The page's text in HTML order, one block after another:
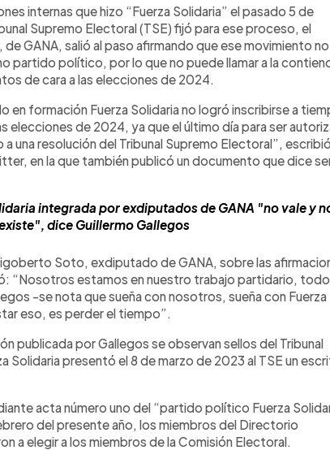
internas que hizo “Fuerza Solidaria” el pasado 5 de
Supremo Electoral (TSE) fijó para ese proceso, el
GANA, salió al paso afirmando que ese movimiento no
partido político, por lo que no puede llamar a la
de cara a las elecciones de 2024.
en formación Fuerza Solidaria no logró inscribirse a
elecciones de 2024, ya que el último día para ser
a una resolución del Tribunal Supremo Electoral”, escribió
en la que también publicó un documento que dice
integrada por exdiputados de GANA "no vale y
dice Guillermo Gallegos
Soto, exdiputado de GANA, sobre las
“Nosotros estamos en nuestro trabajo partidario,
-se nota que sueña con nosotros, sueña con Fuerza
eso, es perder el tiempo”.
publicada por Gallegos se observan sellos del Tribunal
Solidaria presentó el 8 de marzo de 2023 al TSE un
acta número uno del “partido político Fuerza
del presente año, los miembros del Directorio
a elegir a los miembros de la Comisión Electoral.